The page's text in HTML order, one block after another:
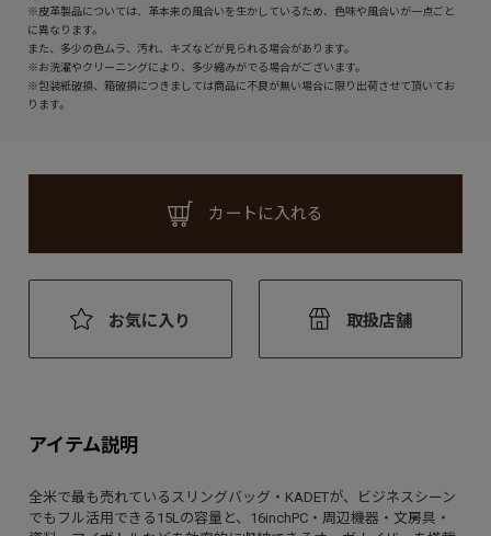
※皮革製品については、革本来の風合いを生かしているため、色味や風合いが一点ごと
に異なります。
また、多少の色ムラ、汚れ、キズなどが見られる場合があります。
※お洗濯やクリーニングにより、多少縮みがでる場合がございます。
※包装紙破損、箱破損につきましては商品に不良が無い場合に限り出荷させて頂いてお
ります。
カートに入れる
お気に入り 取扱店舗
アイテム説明
全米で最も売れているスリングバッグ・KADETが、ビジネスシーン
でもフル活用できる15Lの容量と、16inchPC・周辺機器・文房具・